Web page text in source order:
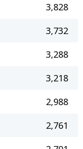
3,828
3,732
3,288
3,218
2,988
2,761